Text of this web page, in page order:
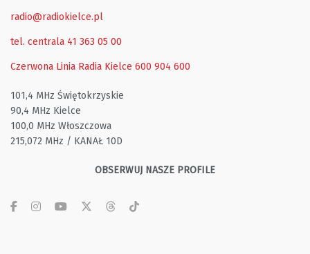
radio@radiokielce.pl
tel. centrala 41 363 05 00
Czerwona Linia Radia Kielce 600 904 600
101,4 MHz Świętokrzyskie
90,4 MHz Kielce
100,0 MHz Włoszczowa
215,072 MHz / KANAŁ 10D
OBSERWUJ NASZE PROFILE